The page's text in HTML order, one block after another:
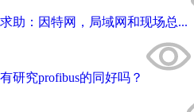
求助：因特网，局域网和现场总...
有研究profibus的同好吗？